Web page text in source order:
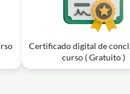
Certificado digital de
curso ( Gratuito )